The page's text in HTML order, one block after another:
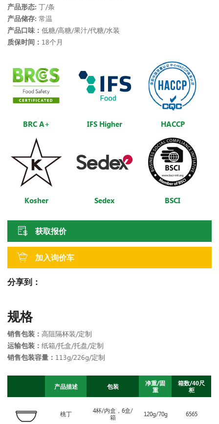
产品形态: 丁/条
产品储存: 常温
产品口味： 低糖/高糖/果汁/代糖/水装
质保时间： 18个月
BRC A+ IFS Higher HACCP
Kosher Sedex BSCI
获取报价
加入询价车
分享到：
规格
销售包装： 高阻隔杯装/定制
运输包装： 纸箱/托盒/托盘/定制
销售包装容量： 113g/226g/定制
产品描述 包装
净重/固
重
箱数/40尺
柜
桃丁
4杯/内盒，6盒/
箱
120g/70g 6565